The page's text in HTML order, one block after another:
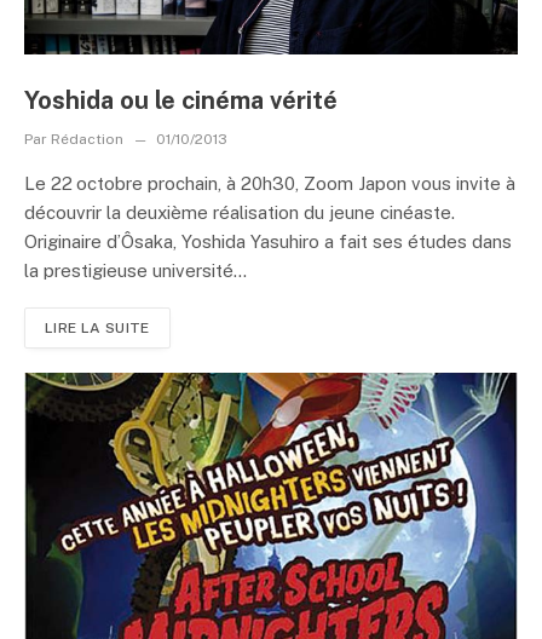
Yoshida ou le cinéma vérité
Par Rédaction 01/10/2013
Le 22 octobre prochain, à 20h30, Zoom Japon vous invite à
découvrir la deuxième réalisation du jeune cinéaste.
Originaire d’Ôsaka, Yoshida Yasuhiro a fait ses études dans
la prestigieuse université...
LIRE LA SUITE